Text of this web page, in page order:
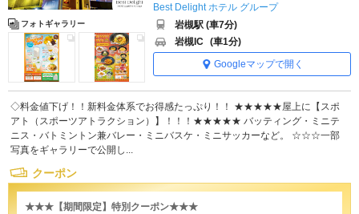
フォトギャラリー
Best Delight ホテル グループ
岩槻駅 (車7分)
岩槻IC (車1分)
Googleマップで開く
◇料金値下げ！！新料金体系でお得感たっぷり！！ ★★★★★屋上に【スポ
アト（スポーツアトラクション）】！！！★★★★★ バッティング・ミニテ
ニス・バトミントン兼バレー・ミニバスケ・ミニサッカーなど。 ☆☆☆一部
写真をギャラリーで公開し...
クーポン
★★★【期間限定】特別クーポン★★★